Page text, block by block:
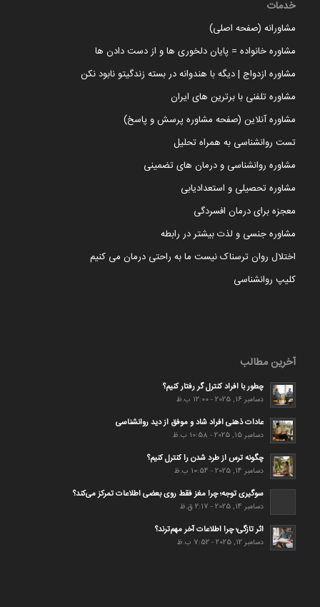
خدمات
مشاورانه (صفحه اصلی)
مشاوره خانواده = پایان دلخوری ها و از دست دادن ها
مشاوره ازدواج | دیگه با هندوانه در بسته زندگیتو نابود نکن
مشاوره تلفنی با برترین های ایران
مشاوره آنلاین (صفحه مشاوره پرسش و پاسخ)
تست روانشناسی به همراه تحلیل
مشاوره روانشناسی و درمان های تضمینی
مشاوره تحصیلی و استعدادیابی
معجزه برای درمان افسردگی
مشاوره جنسی و لذت بیشتر در رابطه
اختلال روان ترسناک نیست ما به راحتی درمان می کنیم
کلیپ روانشناسی
آخرین مطالب
چطور با افراد کنترل گر رفتار کنیم؟
دسامبر 16, 2025 - 12:00 ب.ظ
عادات ذهنی افراد شاد و موفق از دید روانشناسی
دسامبر 15, 2025 - 10:58 ب.ظ
چگونه ترس از طرد شدن را کنترل کنیم؟
دسامبر 14, 2025 - 10:54 ب.ظ
سوگیری توجه؛ چرا مغز فقط روی بعضی اطلاعات تمرکز می‌کند؟
دسامبر 14, 2025 - 2:17 ق.ظ
اثر تازگی؛ چرا اطلاعات آخر مهم‌ترند؟
دسامبر 12, 2025 - 7:52 ب.ظ